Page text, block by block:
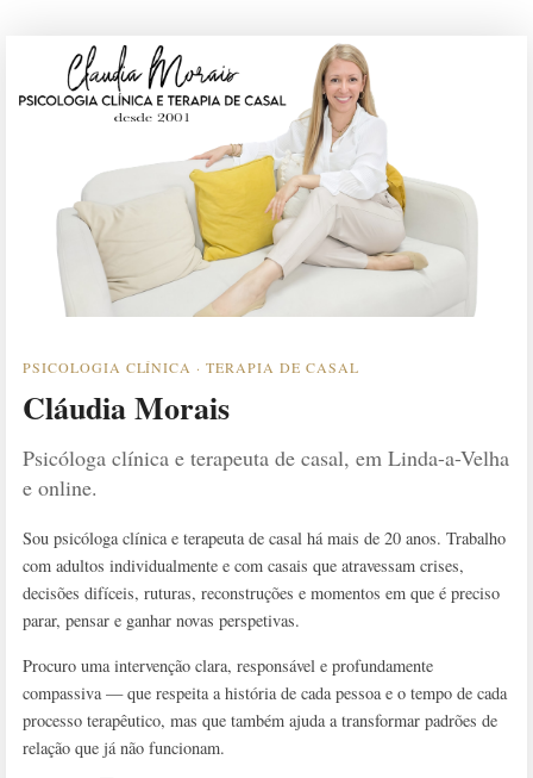
PSICOLOGIA CLÍNICA · TERAPIA DE CASAL
Cláudia Morais
Psicóloga clínica e terapeuta de casal, em Linda-a-Velha
e online.
Sou psicóloga clínica e terapeuta de casal há mais de 20 anos. Trabalho
com adultos individualmente e com casais que atravessam crises,
decisões difíceis, ruturas, reconstruções e momentos em que é preciso
parar, pensar e ganhar novas perspetivas.
Procuro uma intervenção clara, responsável e profundamente
compassiva — que respeita a história de cada pessoa e o tempo de cada
processo terapêutico, mas que também ajuda a transformar padrões de
relação que já não funcionam.